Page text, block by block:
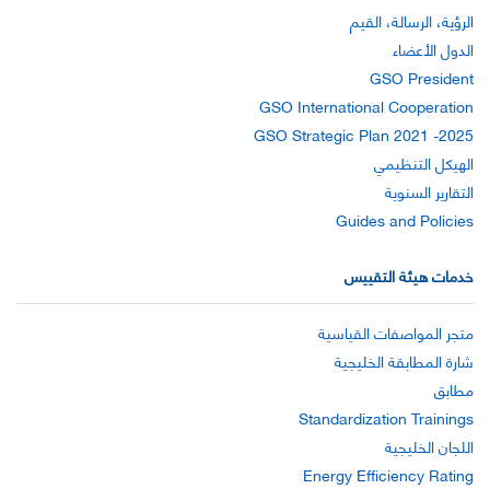
الرؤية، الرسالة، القيم
الدول الأعضاء
GSO President
GSO International Cooperation
GSO Strategic Plan 2021 -2025
الهيكل التنظيمي
التقارير السنوية
Guides and Policies
خدمات هيئة التقييس
متجر المواصفات القياسية
شارة المطابقة الخليجية
مطابق
Standardization Trainings
اللجان الخليجية
Energy Efficiency Rating